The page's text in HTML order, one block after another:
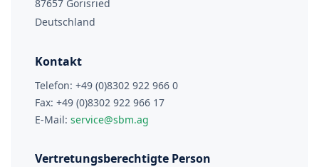
87657 Görisried
Deutschland
Kontakt
Telefon: +49 (0)8302 922 966 0
Fax: +49 (0)8302 922 966 17
E-Mail: service@sbm.ag
Vertretungsberechtigte Person